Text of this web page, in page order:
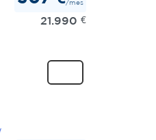
/mes
21.990 €